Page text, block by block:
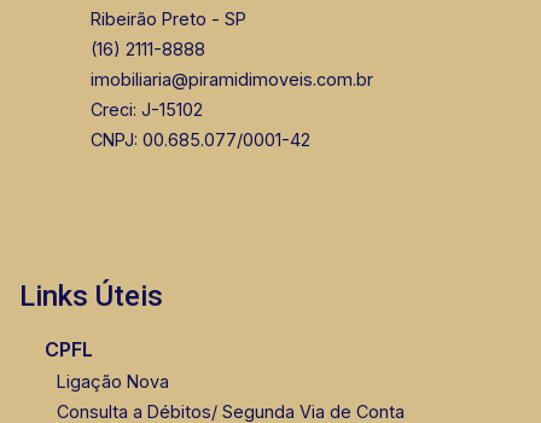
Ribeirão Preto - SP
(16) 2111-8888
imobiliaria@piramidimoveis.com.br
Creci: J-15102
CNPJ: 00.685.077/0001-42
Links Úteis
CPFL
Ligação Nova
Consulta a Débitos/ Segunda Via de Conta